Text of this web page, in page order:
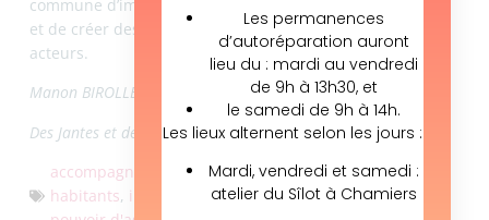
Les permanences
d’autoréparation auront
lieu du : mardi au vendredi
de 9h à 13h30, et
le samedi de 9h à 14h.
Les lieux alternent selon les jours :
Mardi, vendredi et samedi :
atelier du Sîlot à Chamiers